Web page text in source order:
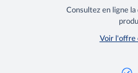
Consultez en ligne
Voir l'offre